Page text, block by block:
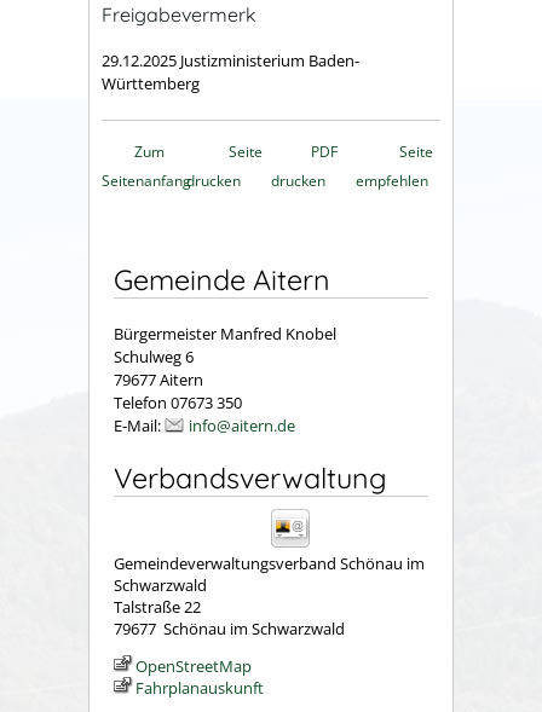
Freigabevermerk
29.12.2025 Justizministerium Baden-
Württemberg
Zum
Seitenanfang
Seite
drucken
PDF
drucken
Seite
empfehlen
Gemeinde Aitern
Bürgermeister Manfred Knobel
Schulweg 6
79677 Aitern
Telefon 07673 350
E-Mail:
info@aitern.de
Verbandsverwaltung
Gemeindeverwaltungsverband Schönau im
Schwarzwald
Talstraße 22
79677 Schönau im Schwarzwald
OpenStreetMap
Fahrplanauskunft